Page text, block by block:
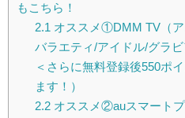
もこちら！
2.1 オススメ①DMM TV（
バラエティ/アイドル/グラ
＜さらに無料登録後550ポ
ます！）
2.2オススメ②auスマート